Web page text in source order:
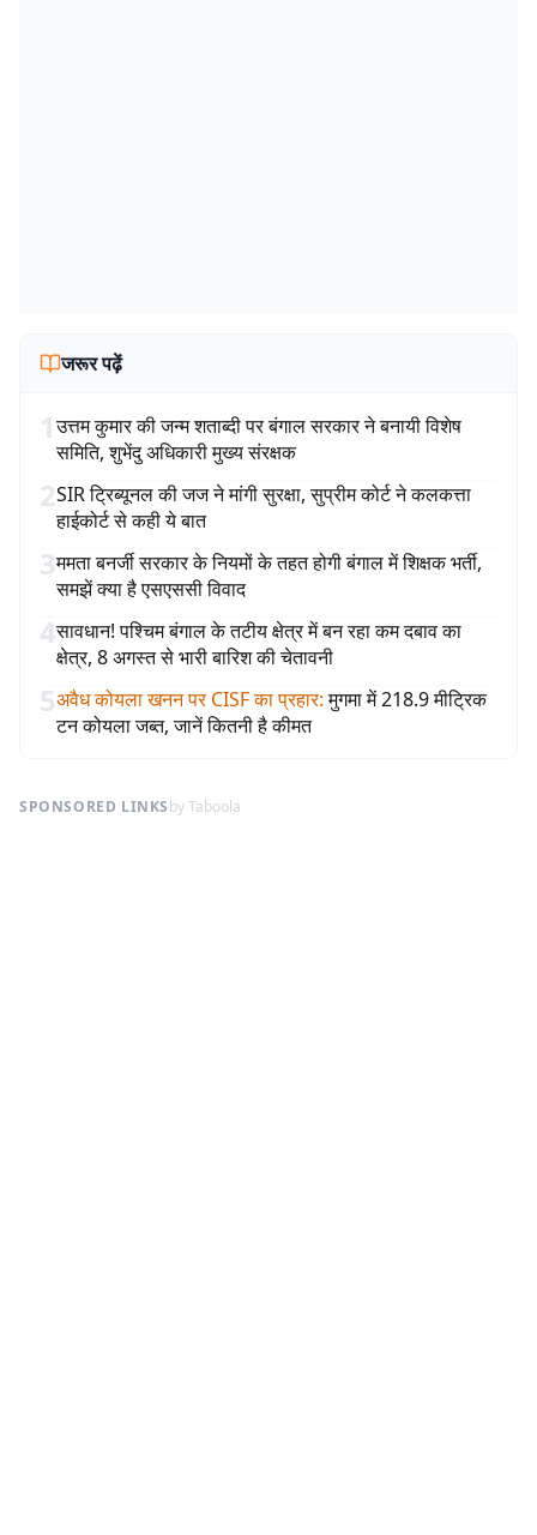
जरूर पढ़ें
1उत्तम कुमार की जन्म शताब्दी पर बंगाल सरकार ने बनायी विशेष
समिति, शुभेंदु अधिकारी मुख्य संरक्षक
2SIR ट्रिब्यूनल की जज ने मांगी सुरक्षा, सुप्रीम कोर्ट ने कलकत्ता
हाईकोर्ट से कही ये बात
3ममता बनर्जी सरकार के नियमों के तहत होगी बंगाल में शिक्षक भर्ती,
समझें क्या है एसएससी विवाद
4सावधान! पश्चिम बंगाल के तटीय क्षेत्र में बन रहा कम दबाव का
क्षेत्र, 8 अगस्त से भारी बारिश की चेतावनी
5अवैध कोयला खनन पर CISF का प्रहार: मुगमा में 218.9 मीट्रिक
टन कोयला जब्त, जानें कितनी है कीमत
SPONSORED LINKSby Taboola